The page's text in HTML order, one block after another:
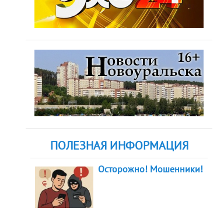
ПОЛЕЗНАЯ ИНФОРМАЦИЯ
Осторожно! Мошенники!